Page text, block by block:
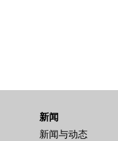
新闻
新闻与动态